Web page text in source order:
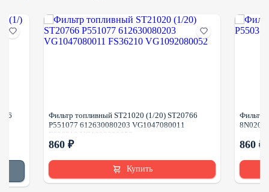
Фильтр топливный ST21020 (1/20) ST20766
P551077 612630080203 VG1047080011
FS36210 VG1092080052
860 ₽
Купить
Фильтр
8N0205
860 ₽